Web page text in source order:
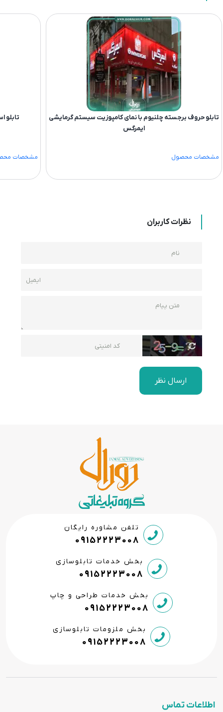
تابلو حروف برجسته چلنیوم با نمای کامپوزیت سیستم گرمایشی
ایمرگس
مشخصات محصول
تابلو
مشخصات
نظرات کاربران
ارسال نظر
تلفن مشاوره رایگان
09152223008
بخش خدمات تابلوسازی
09152223008
بخش خدمات طراحی و چاپ
09152223008
بخش ملزومات تابلوسازی
09152223008
اطلاعات تماس